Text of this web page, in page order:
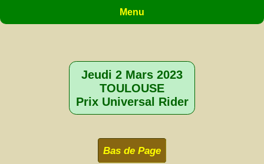
Menu
Jeudi 2 Mars 2023
TOULOUSE
Prix Universal Rider
Bas de Page